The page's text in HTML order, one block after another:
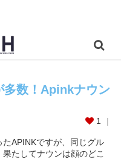
多数！Apinkナウン
1
APINKですが、同じグル
たしてナウンは顔のどこ